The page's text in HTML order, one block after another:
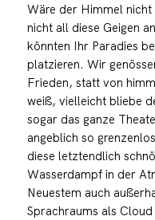
Wäre der Himmel nicht
nicht all diese Geigen
könnten Ihr Paradies
platzieren. Wir
Frieden, statt von
weiß, vielleicht bliebe
sogar das ganze
angeblich so
diese letztendlich
Wasserdampf in der
Neuestem auch
Sprachraums als